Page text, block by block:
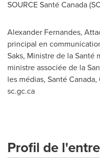
SOURCE Santé Canada
Alexander Fernandes,
principal en
Saks, Ministre de la Santé
ministre associée de la
les médias, Santé Canada,
sc.gc.ca
Profil de